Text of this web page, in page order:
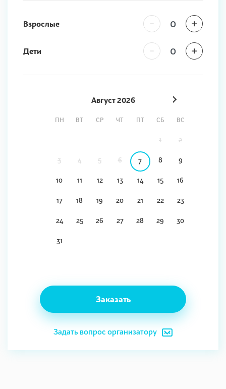
Взрослые - +
Дети - +
Август2026
ПН ВТ СР ЧТ ПТ СБ ВС
1 2
3 4 5 6 7 8 9
10 11 12 13 14 15 16
17 18 19 20 21 22 23
24 25 26 27 28 29 30
31
Заказать
Задать вопрос организатору